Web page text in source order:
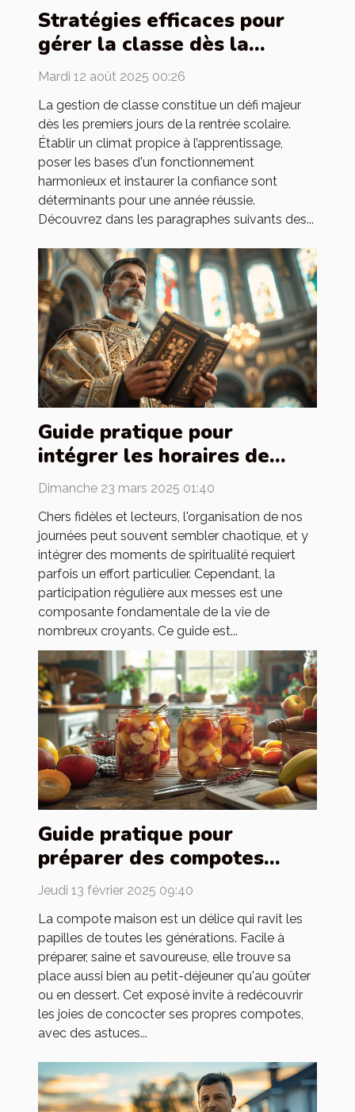
Stratégies efficaces pour
gérer la classe dès la
rentrée
Mardi 12 août 2025 00:26
La gestion de classe constitue un défi majeur
dès les premiers jours de la rentrée scolaire.
Établir un climat propice à l’apprentissage,
poser les bases d'un fonctionnement
harmonieux et instaurer la confiance sont
déterminants pour une année réussie.
Découvrez dans les paragraphes suivants des...
Guide pratique pour
intégrer les horaires de
messes dans votre
quotidien
Dimanche 23 mars 2025 01:40
Chers fidèles et lecteurs, l'organisation de nos
journées peut souvent sembler chaotique, et y
intégrer des moments de spiritualité requiert
parfois un effort particulier. Cependant, la
participation régulière aux messes est une
composante fondamentale de la vie de
nombreux croyants. Ce guide est...
Guide pratique pour
préparer des compotes
maison pour toute la famille
Jeudi 13 février 2025 09:40
La compote maison est un délice qui ravit les
papilles de toutes les générations. Facile à
préparer, saine et savoureuse, elle trouve sa
place aussi bien au petit-déjeuner qu'au goûter
ou en dessert. Cet exposé invite à redécouvrir
les joies de concocter ses propres compotes,
avec des astuces...